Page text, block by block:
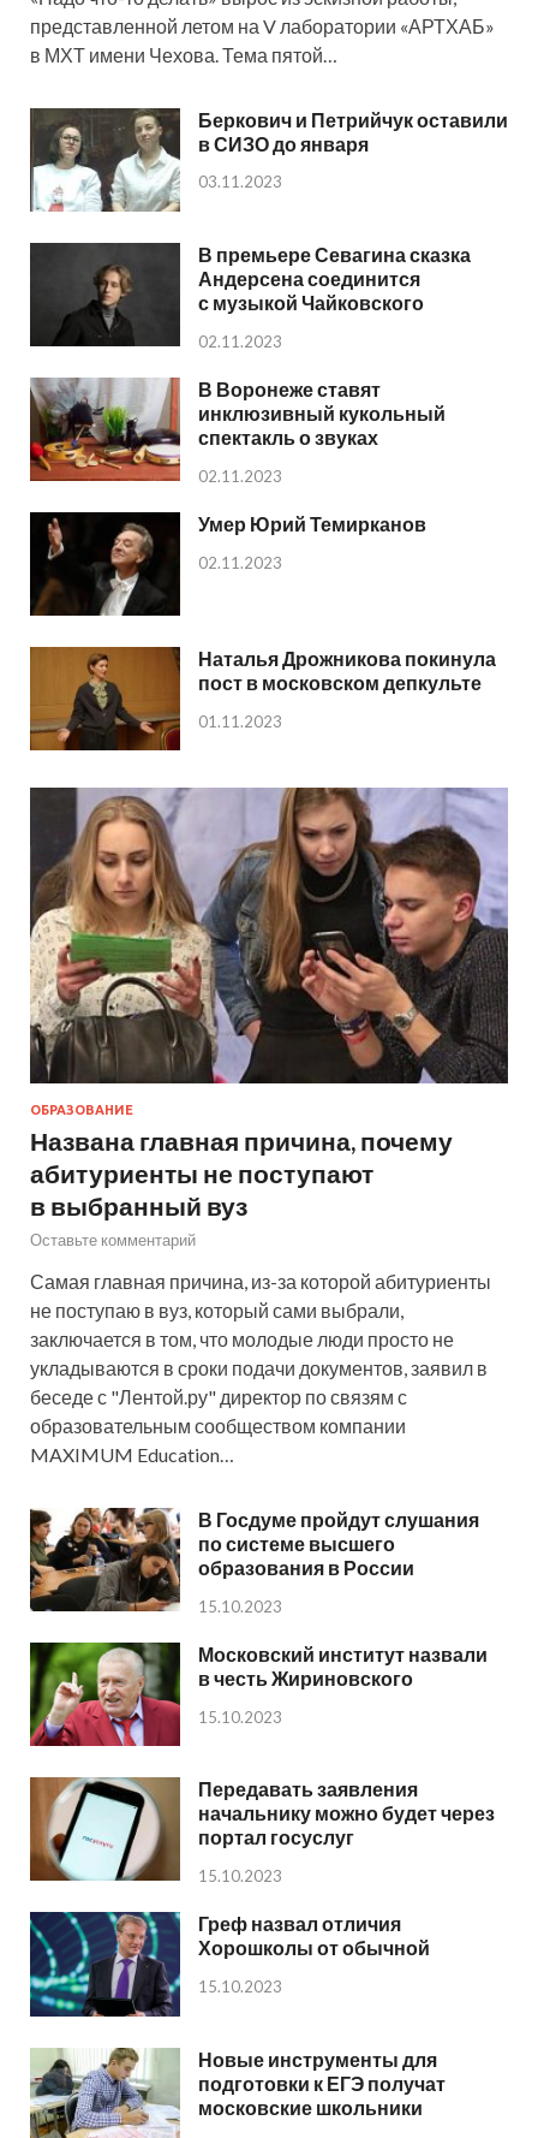
представленной летом на V лаборатории «АРТХАБ»
в МХТ имени Чехова. Тема пятой…
Беркович и Петрийчук оставили
в СИЗО до января
03.11.2023
В премьере Севагина сказка
Андерсена соединится
с музыкой Чайковского
02.11.2023
В Воронеже ставят
инклюзивный кукольный
спектакль о звуках
02.11.2023
Умер Юрий Темирканов
02.11.2023
Наталья Дрожникова покинула
пост в московском депкульте
01.11.2023
ОБРАЗОВАНИЕ
Названа главная причина, почему
абитуриенты не поступают
в выбранный вуз
Оставьте комментарий
Самая главная причина, из-за которой абитуриенты
не поступаю в вуз, который сами выбрали,
заключается в том, что молодые люди просто не
укладываются в сроки подачи документов, заявил в
беседе с "Лентой.ру" директор по связям с
образовательным сообществом компании
MAXIMUM Education…
В Госдуме пройдут слушания
по системе высшего
образования в России
15.10.2023
Московский институт назвали
в честь Жириновского
15.10.2023
Передавать заявления
начальнику можно будет через
портал госуслуг
15.10.2023
Греф назвал отличия
Хорошколы от обычной
15.10.2023
Новые инструменты для
подготовки к ЕГЭ получат
московские школьники